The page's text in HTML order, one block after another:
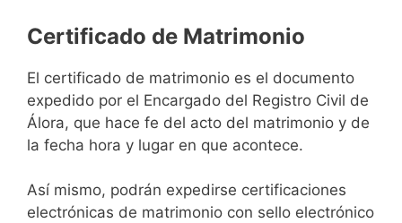
Certificado de Matrimonio
El certificado de matrimonio es el documento
expedido por el Encargado del Registro Civil de
Álora, que hace fe del acto del matrimonio y de
la fecha hora y lugar en que acontece.
Así mismo, podrán expedirse certificaciones
electrónicas de matrimonio con sello electrónico